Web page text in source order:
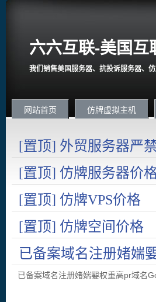
六六互联-美国互
我们销售美国服务器、抗投诉服务器、
网站首页 仿牌虚拟主机
[置顶] 外贸服务器严
国内在严打诈骗。
[置顶] 仿牌服务器价
[置顶] 仿牌VPS价格
[置顶] 仿牌空间价格
已备案域名注册媎媏
域名出售购买交易收
已备案域名注册媎媏媐权重高pr域名